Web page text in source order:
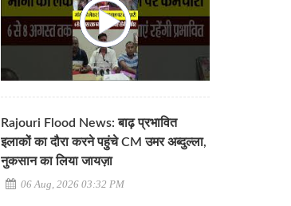
Rajouri Flood News: बाढ़ प्रभावित
इलाकों का दौरा करने पहुंचे CM उमर अब्दुल्ला,
नुकसान का लिया जायज़ा
06 Aug, 2026 03:32 PM